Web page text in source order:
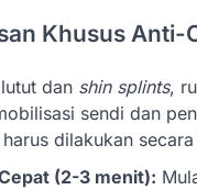
Khusus Anti-
dan shin splints,
sendi dan
dilakukan
(2-3 menit):